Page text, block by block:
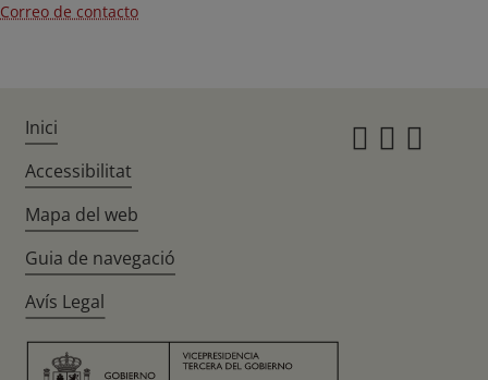
Correo de contacto
Inici
Accessibilitat
Mapa del web
Guia de navegació
Avís Legal